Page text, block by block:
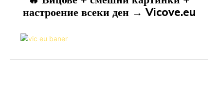
настроение всеки ден → Vicove.eu